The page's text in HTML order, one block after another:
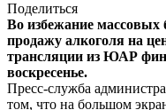
Поделиться
Во избежание массовых
продажу алкоголя на
трансляции из ЮАР
воскресенье.
Пресс-служба
том, что на большом